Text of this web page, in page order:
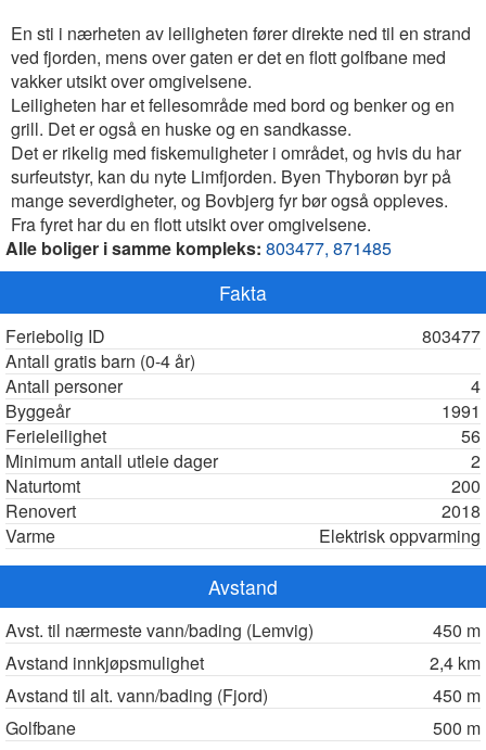
En sti i nærheten av leiligheten fører direkte ned til en strand
ved fjorden, mens over gaten er det en flott golfbane med
vakker utsikt over omgivelsene.
Leiligheten har et fellesområde med bord og benker og en
grill. Det er også en huske og en sandkasse.
Det er rikelig med fiskemuligheter i området, og hvis du har
surfeutstyr, kan du nyte Limfjorden. Byen Thyborøn byr på
mange severdigheter, og Bovbjerg fyr bør også oppleves.
Fra fyret har du en flott utsikt over omgivelsene.
Alle boliger i samme kompleks: 803477, 871485
Fakta
Feriebolig ID
803477
Antall gratis barn (0-4 år)
Antall personer
4
Byggeår
1991
Ferieleilighet
56
Minimum antall utleie dager
2
Naturtomt
200
Renovert
2018
Varme
Elektrisk oppvarming
Avstand
Avst. til nærmeste vann/bading (Lemvig)
450 m
Avstand innkjøpsmulighet
2,4 km
Avstand til alt. vann/bading (Fjord)
450 m
Golfbane
500 m